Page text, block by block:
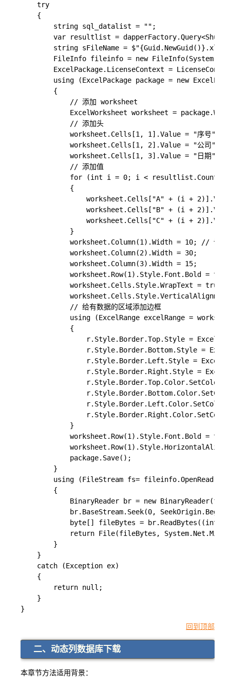
    try
    {
        string sql_datalist = "";
var resultlist =
string sFileName =
FileInfo fileinfo = new
ExcelPackage.LicenseContext =
using (ExcelPackage package = new
        {
            // 添加 worksheet
ExcelWorksheet worksheet =
            // 添加头
            worksheet.Cells[1, 1].Value = "序号";
            worksheet.Cells[1, 2].Value = "公司";
            worksheet.Cells[1, 3].Value = "日期";
            // 添加值
for (int i = 0; i < resultlist.Count;
            {
worksheet.Cells["A" + (i +
worksheet.Cells["B" + (i +
worksheet.Cells["C" + (i +
            }
worksheet.Column(1).Width = 10; // 设置
            worksheet.Column(2).Width = 30;
            worksheet.Column(3).Width = 15;
worksheet.Row(1).Style.Font.Bold =
worksheet.Cells.Style.WrapText = true;
            // 给有数据的区域添加边框
using (ExcelRange excelRange =
            {
r.Style.Border.Top.Style =
r.Style.Border.Bottom.Style =
r.Style.Border.Left.Style =
r.Style.Border.Right.Style =
            }
worksheet.Row(1).Style.Font.Bold =
            package.Save();
        }
        using (FileStream fs= fileinfo.OpenRead())
        {
            BinaryReader br = new BinaryReader(fs);
br.BaseStream.Seek(0,
byte[] fileBytes =
return File(fileBytes,
        }
    }
    catch (Exception ex)
    {
        return null;
    }
}
回到顶部
二、动态列数据库下载
本章节方法适用背景：